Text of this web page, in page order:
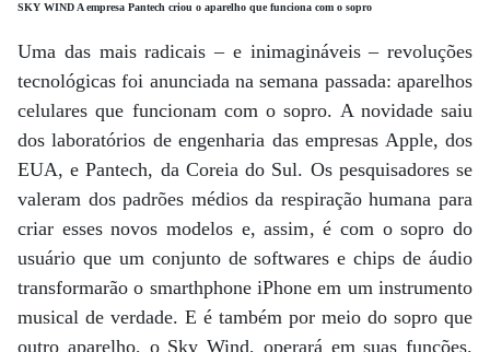
SKY WIND A empresa Pantech criou o aparelho que funciona com o sopro
Uma das mais radicais – e inimagináveis – revoluções
tecnológicas foi anunciada na semana passada: aparelhos
celulares que funcionam com o sopro. A novidade saiu
dos laboratórios de engenharia das empresas Apple, dos
EUA, e Pantech, da Coreia do Sul. Os pesquisadores se
valeram dos padrões médios da respiração humana para
criar esses novos modelos e, assim, é com o sopro do
usuário que um conjunto de softwares e chips de áudio
transformarão o smarthphone iPhone em um instrumento
musical de verdade. E é também por meio do sopro que
outro aparelho, o Sky Wind, operará em suas funções.